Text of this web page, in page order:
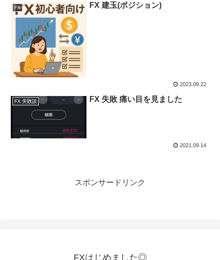
FX FX 建玉(ポジション)
2023.09.22
FX 失敗談 FX 失敗 痛い目を見ました
2021.09.14
スポンサードリンク
FXはじめました◎